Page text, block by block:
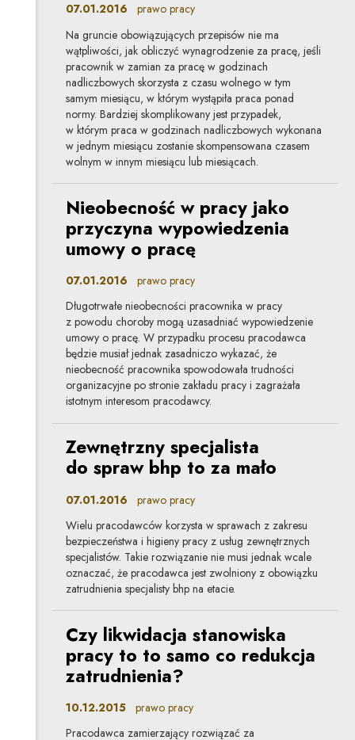
07.01.2016 prawo pracy
Na gruncie obowiązujących przepisów nie ma
wątpliwości, jak obliczyć wynagrodzenie za pracę, jeśli
pracownik w zamian za pracę w godzinach
nadliczbowych skorzysta z czasu wolnego w tym
samym miesiącu, w którym wystąpiła praca ponad
normy. Bardziej skomplikowany jest przypadek,
w którym praca w godzinach nadliczbowych wykonana
w jednym miesiącu zostanie skompensowana czasem
wolnym w innym miesiącu lub miesiącach.
Nieobecność w pracy jako
przyczyna wypowiedzenia
umowy o pracę
07.01.2016 prawo pracy
Długotrwałe nieobecności pracownika w pracy
z powodu choroby mogą uzasadniać wypowiedzenie
umowy o pracę. W przypadku procesu pracodawca
będzie musiał jednak zasadniczo wykazać, że
nieobecność pracownika spowodowała trudności
organizacyjne po stronie zakładu pracy i zagrażała
istotnym interesom pracodawcy.
Zewnętrzny specjalista
do spraw bhp to za mało
07.01.2016 prawo pracy
Wielu pracodawców korzysta w sprawach z zakresu
bezpieczeństwa i higieny pracy z usług zewnętrznych
specjalistów. Takie rozwiązanie nie musi jednak wcale
oznaczać, że pracodawca jest zwolniony z obowiązku
zatrudnienia specjalisty bhp na etacie.
Czy likwidacja stanowiska
pracy to to samo co redukcja
zatrudnienia?
10.12.2015 prawo pracy
Pracodawca zamierzający rozwiązać za